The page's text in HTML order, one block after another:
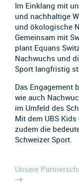
Im Einklang mit
und nachhaltige
und ökologische
Gemeinsam mit
plant Equans
Nachwuchs und
Sport langfristig
Das Engagement
wie auch
im Umfeld des
Mit dem UBS
zudem die
Schweizer Sport.
Unsere